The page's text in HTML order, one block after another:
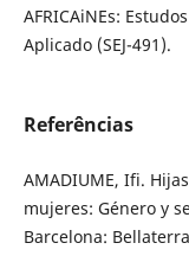
AFRICAiNEs:
Aplicado (SEJ-491).
Referências
AMADIUME, Ifi.
mujeres: Género y
Barcelona: